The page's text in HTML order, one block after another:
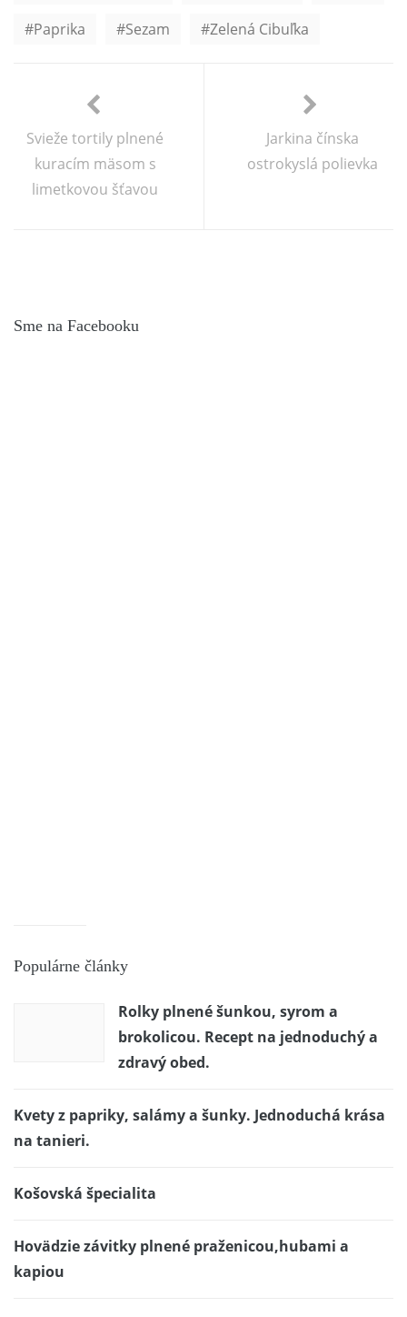
Paprika Sezam Zelená Cibuľka
Svieže tortily plnené
kuracím mäsom s
limetkovou šťavou
Jarkina čínska
ostrokyslá polievka
Sme na Facebooku
Populárne články
Rolky plnené šunkou, syrom a
brokolicou. Recept na jednoduchý a
zdravý obed.
Kvety z papriky, salámy a šunky. Jednoduchá krása
na tanieri.
Košovská špecialita
Hovädzie závitky plnené praženicou,hubami a
kapiou